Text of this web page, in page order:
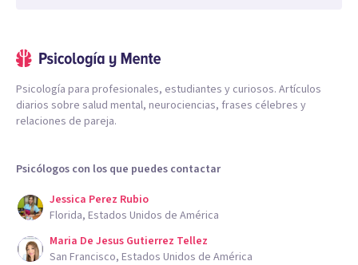
Psicología para profesionales, estudiantes y curiosos. Artículos
diarios sobre salud mental, neurociencias, frases célebres y
relaciones de pareja.
Psicólogos con los que puedes contactar
Jessica Perez Rubio
Florida, Estados Unidos de América
Maria De Jesus Gutierrez Tellez
San Francisco, Estados Unidos de América